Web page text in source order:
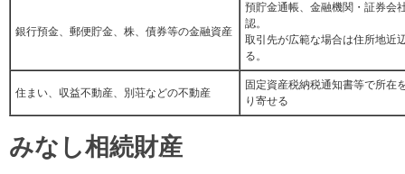
銀行預金、郵便貯金、株、債券等の金融資産
預貯金通帳、金融機関・証券会
認。
取引先が広範な場合は住所地近
る。
住まい、収益不動産、別荘などの不動産
固定資産税納税通知書等で所在
り寄せる
みなし相続財産